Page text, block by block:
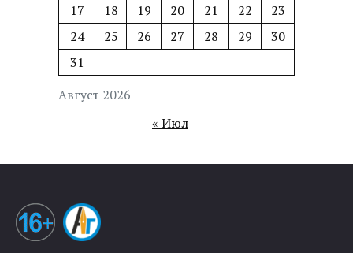
Август 2026
17
18 19 20 21 22
23
24
25 26 27 28 29
30
31
« Июл